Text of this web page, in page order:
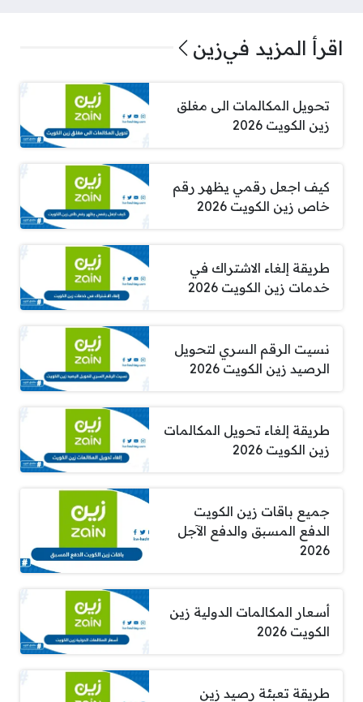
اقرأ المزيد فيزين
تحويل المكالمات الى مغلق
زين الكويت 2026
كيف اجعل رقمي يظهر رقم
خاص زين الكويت 2026
طريقة إلغاء الاشتراك في
خدمات زين الكويت 2026
نسيت الرقم السري لتحويل
الرصيد زين الكويت 2026
طريقة إلغاء تحويل المكالمات
زين الكويت 2026
جميع باقات زين الكويت
الدفع المسبق والدفع الآجل
2026
أسعار المكالمات الدولية زين
الكويت 2026
طريقة تعبئة رصيد زين